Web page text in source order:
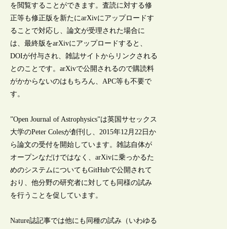
を閲覧することができます。査読に対する修
正等も修正版を新たにarXivにアップロードす
ることで対応し、論文が受理された場合に
は、最終版をarXivにアップロードすると、
DOIが付与され、雑誌サイトからリンクされる
とのことです。arXivで公開されるので購読料
がかからないのはもちろん、APC等も不要で
す。
”Open Journal of Astrophysics”は英国サセックス
大学のPeter Colesが創刊し、2015年12月22日か
ら論文の受付を開始しています。雑誌自体が
オープンなだけではなく、arXivに乗っかるた
めのシステムについてもGitHubで公開されて
おり、他分野の研究者に対しても同様の試み
を行うことを促しています。
Nature誌記事では他にも同種の試み（いわゆる